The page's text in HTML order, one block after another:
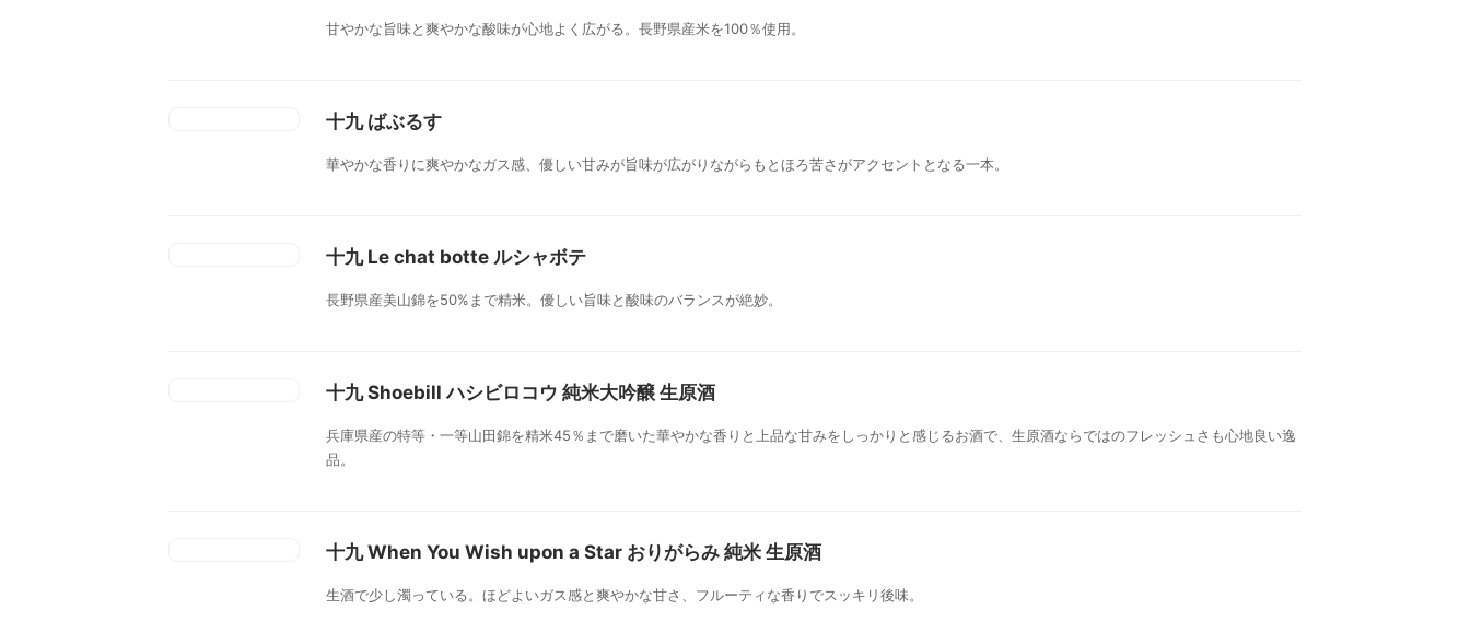
甘やかな旨味と爽やかな酸味が心地よく広がる。長野県産米を100％使用。
十九 ばぶるす
華やかな香りに爽やかなガス感、優しい甘みが旨味が広がりながらもとほろ苦さがアクセントとなる一本。
十九 Le chat botte ルシャボテ
長野県産美山錦を50%まで精米。優しい旨味と酸味のバランスが絶妙。
十九 Shoebill ハシビロコウ 純米大吟醸 生原酒
兵庫県産の特等・一等山田錦を精米45％まで磨いた華やかな香りと上品な甘みをしっかりと感じるお酒で、生原酒ならではのフレッシュさも心地良い逸
品。
十九 When You Wish upon a Star おりがらみ 純米 生原酒
生酒で少し濁っている。ほどよいガス感と爽やかな甘さ、フルーティな香りでスッキリ後味。